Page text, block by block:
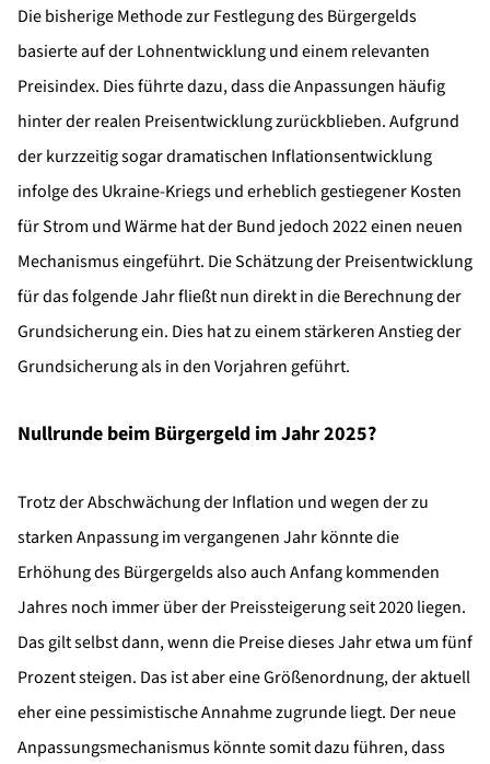
Die bisherige Methode zur Festlegung des Bürgergelds
basierte auf der Lohnentwicklung und einem relevanten
Preisindex. Dies führte dazu, dass die Anpassungen häufig
hinter der realen Preisentwicklung zurückblieben. Aufgrund
der kurzzeitig sogar dramatischen Inflationsentwicklung
infolge des Ukraine-Kriegs und erheblich gestiegener Kosten
für Strom und Wärme hat der Bund jedoch 2022 einen neuen
Mechanismus eingeführt. Die Schätzung der Preisentwicklung
für das folgende Jahr fließt nun direkt in die Berechnung der
Grundsicherung ein. Dies hat zu einem stärkeren Anstieg der
Grundsicherung als in den Vorjahren geführt.
Nullrunde beim Bürgergeld im Jahr 2025?
Trotz der Abschwächung der Inflation und wegen der zu
starken Anpassung im vergangenen Jahr könnte die
Erhöhung des Bürgergelds also auch Anfang kommenden
Jahres noch immer über der Preissteigerung seit 2020 liegen.
Das gilt selbst dann, wenn die Preise dieses Jahr etwa um fünf
Prozent steigen. Das ist aber eine Größenordnung, der aktuell
eher eine pessimistische Annahme zugrunde liegt. Der neue
Anpassungsmechanismus könnte somit dazu führen, dass